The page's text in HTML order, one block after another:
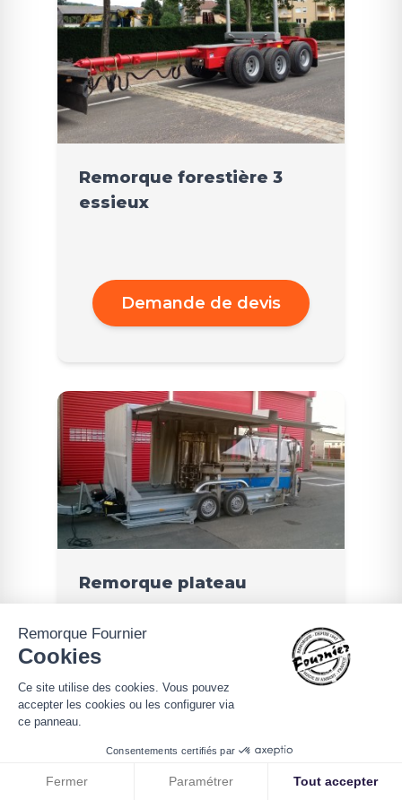
Remorque forestière 3
essieux
Demande de devis
Remorque plateau
Demande de devis
Remorque Fournier
Cookies
Ce site utilise des cookies. Vous pouvez
accepter les cookies ou les configurer via
ce panneau.
Consentements certifiés par
Fermer Paramétrer Tout accepter